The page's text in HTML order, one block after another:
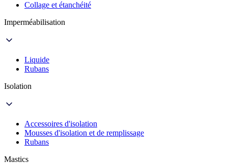
Collage et étanchéité
Imperméabilisation
Liquide
Rubans
Isolation
Accessoires d'isolation
Mousses d'isolation et de remplissage
Rubans
Mastics